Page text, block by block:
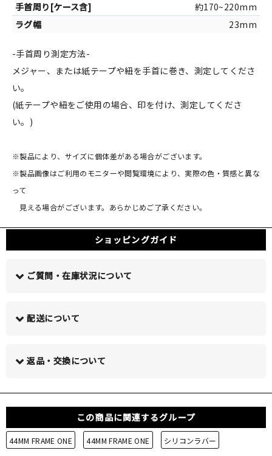
約170~220mm
23mm
-手首周り測定方法-
メジャー、または紙テープや紐を手首に巻き、測定してくださ
い。
(紙テープや紐をご使用の場合、印を付け、測定してくださ
い。)
※製品により、サイズに個体差がある場合がございます。
※製品画像はご利用のモニターや閲覧環境により、実際の色・質感と異な
って
見える場合がございます。あらかじめご了承ください。
ショッピングガイド
ご質問・在庫状況について
配送について
返品・交換について
この商品に関連するグループ
44MM FRAME ONE 44MM FRAME ONE シリコンラバー